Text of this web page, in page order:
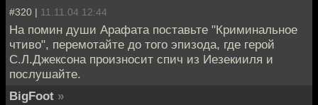
#320 | 11.11.04 12:44
На помин души Арафата поставьте "Криминальное
чтиво", перемотайте до того эпизода, где герой
С.Л.Джексона произносит спич из Иезекииля и
послушайте.
BigFoot »